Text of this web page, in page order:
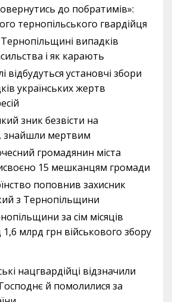
до побратимів»:
тернопільського гвардійця
випадків
і як карають
відбудуться установчі збори
українських жертв
зник безвісти на
знайшли мертвим
громадянин міста
15 мешканцям громади
поповнив захисник
з Тернопільщини
за сім місяців
млрд грн військового збору
нацгвардійці відзначили
й помолилися за